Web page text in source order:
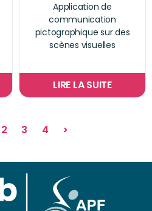
Application de
communication
pictographique sur des
scènes visuelles
LIRE LA SUITE
2 3 4 >